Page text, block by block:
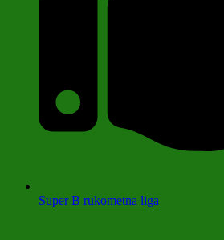
Super B rukometna liga